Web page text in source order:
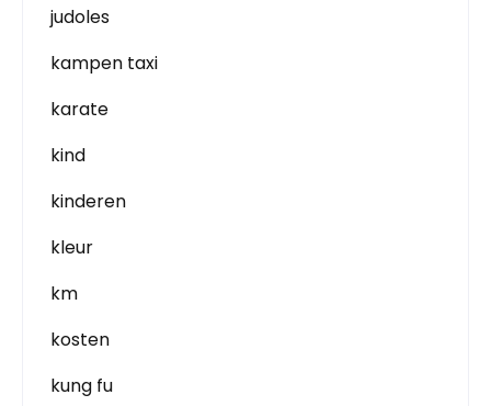
judoles
kampen taxi
karate
kind
kinderen
kleur
km
kosten
kung fu